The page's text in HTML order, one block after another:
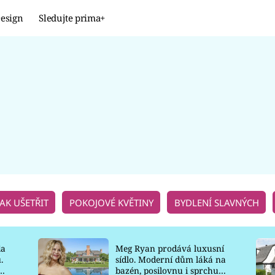
Sledujte prima+
UŠETŘIT POKOJOVÉ KVĚTINY BYDLENÍ SLAVNÝCH
Meg Ryan prodává luxusní
sídlo. Moderní dům láká na
bazén, posilovnu i sprchu